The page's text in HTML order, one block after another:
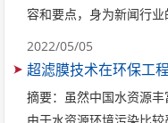
容和要点，身为新闻行
2022/05/05
超滤膜技术在环保工
摘要：虽然中国水资源丰